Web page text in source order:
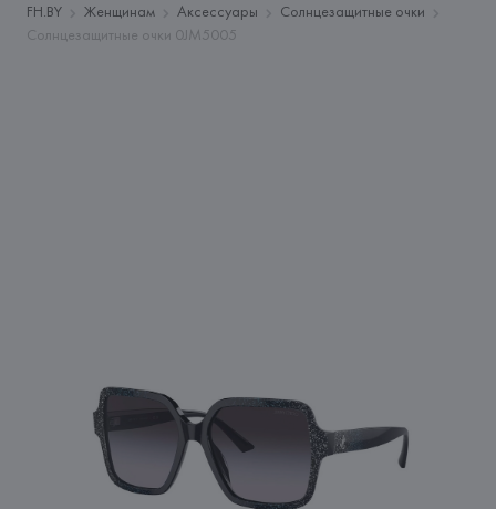
FH.BY Женщинам Аксессуары
Солнцезащитные очки
Солнцезащитные очки 0JM5005